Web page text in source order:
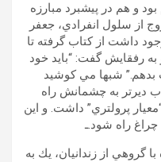
و هم در پيشبرد مبارزه
از سلول انفرادي، جعفر
داشت از كتاب گرفته تا
به رفقايش گفت: “بايد خود
عادت بدهم.” شبها مي كوشيد
ديرتر به چشمانش راه
پرولتري” داشت. و اين
چراغ راه شود.ـ
را همراه با گروهي از زندانيان، يك به